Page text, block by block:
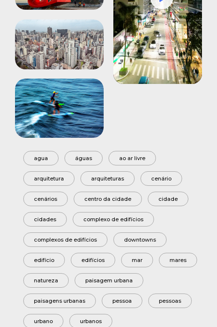
Mute Settings
Play
agua águas ao ar livre
arquitetura arquiteturas cenário
cenários centro da cidade cidade
cidades complexo de edifícios
complexos de edifícios downtowns
edifício edifícios mar mares
natureza paisagem urbana
paisagens urbanas pessoa pessoas
urbano urbanos